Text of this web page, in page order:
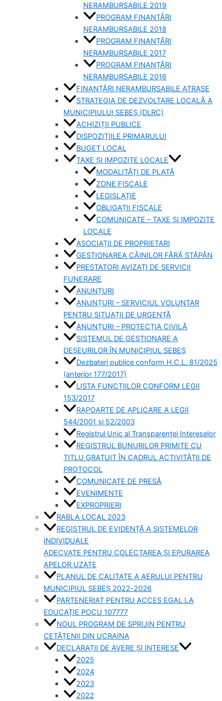
NERAMBURSABILE 2019
PROGRAM FINANTĂRI
NERAMBURSABILE 2018
PROGRAM FINANȚĂRI
NERAMBURSABILE 2017
PROGRAM FINANȚĂRI
NERAMBURSABILE 2016
FINANȚĂRI NERAMBURSABILE ATRASE
STRATEGIA DE DEZVOLTARE LOCALĂ A
MUNICIPIULUI SEBEȘ (DLRC)
ACHIZIȚII PUBLICE
DISPOZIȚIILE PRIMARULUI
BUGET LOCAL
TAXE ȘI IMPOZITE LOCALE
MODALITĂȚI DE PLATĂ
ZONE FISCALE
LEGISLAȚIE
OBLIGAȚII FISCALE
COMUNICATE – TAXE ȘI IMPOZITE
LOCALE
ASOCIAȚII DE PROPRIETARI
GESTIONAREA CÂINILOR FĂRĂ STĂPÂN
PRESTATORI AVIZAȚI DE SERVICII
FUNERARE
ANUNȚURI
ANUNȚURI – SERVICIUL VOLUNTAR
PENTRU SITUAȚII DE URGENȚĂ
ANUNȚURI – PROTECȚIA CIVILĂ
SISTEMUL DE GESTIONARE A
DEȘEURILOR ÎN MUNICIPIUL SEBEȘ
Dezbateri publice conform H.C.L. 81/2025
(anterior 177/2017)
LISTA FUNCȚIILOR CONFORM LEGII
153/2017
RAPOARTE DE APLICARE A LEGII
544/2001 și 52/2003
Registrul Unic al Transparenței Intereselor
REGISTRUL BUNURILOR PRIMITE CU
TITLU GRATUIT ÎN CADRUL ACTIVITĂȚII DE
PROTOCOL
COMUNICATE DE PRESĂ
EVENIMENTE
EXPROPRIERI
RABLA LOCAL 2023
REGISTRUL DE EVIDENȚĂ A SISTEMELOR
INDIVIDUALE
ADECVATE PENTRU COLECTAREA ȘI EPURAREA
APELOR UZATE
PLANUL DE CALITATE A AERULUI PENTRU
MUNICIPIUL SEBEȘ 2022-2026
PARTENERIAT PENTRU ACCES EGAL LA
EDUCAȚIE POCU 107777
NOUL PROGRAM DE SPRIJIN PENTRU
CETĂȚENII DIN UCRAINA
DECLARAȚII DE AVERE ȘI INTERESE
2025
2024
2023
2022